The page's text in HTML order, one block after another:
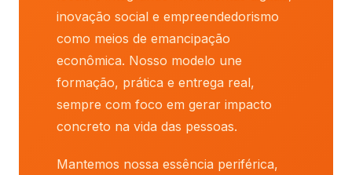
inovação social e empreendedorismo
como meios de emancipação
econômica. Nosso modelo une
formação, prática e entrega real,
sempre com foco em gerar impacto
concreto na vida das pessoas.
Mantemos nossa essência periférica,